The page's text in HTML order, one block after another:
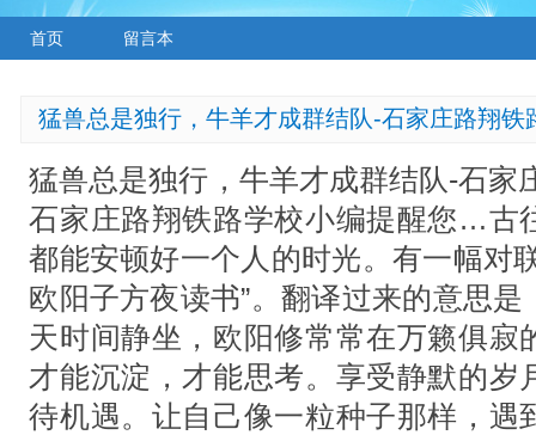
首页 留言本
猛兽总是独行，牛羊才成群结队-石家庄路翔铁
猛兽总是独行，牛羊才成群结队-石家
石家庄路翔铁路学校小编提醒您…古
都能安顿好一个人的时光。有一幅对
欧阳子方夜读书”。翻译过来的意思
天时间静坐，欧阳修常常在万籁俱寂
才能沉淀，才能思考。享受静默的岁
待机遇。让自己像一粒种子那样，遇